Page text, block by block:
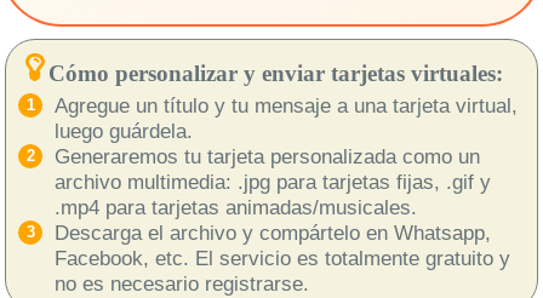
Cómo personalizar y enviar tarjetas virtuales:
Agregue un título y tu mensaje a una tarjeta virtual,
luego guárdela.
Generaremos tu tarjeta personalizada como un
archivo multimedia: .jpg para tarjetas fijas, .gif y
.mp4 para tarjetas animadas/musicales.
Descarga el archivo y compártelo en Whatsapp,
Facebook, etc. El servicio es totalmente gratuito y
no es necesario registrarse.